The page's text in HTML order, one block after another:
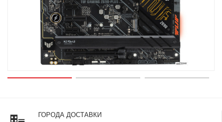
ГОРОДА ДОСТАВКИ